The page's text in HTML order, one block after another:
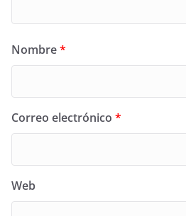
Nombre*
Correo electrónico *
Web